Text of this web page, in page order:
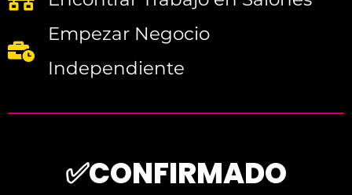
Empezar Negocio
Independiente
✅CONFIRMADO